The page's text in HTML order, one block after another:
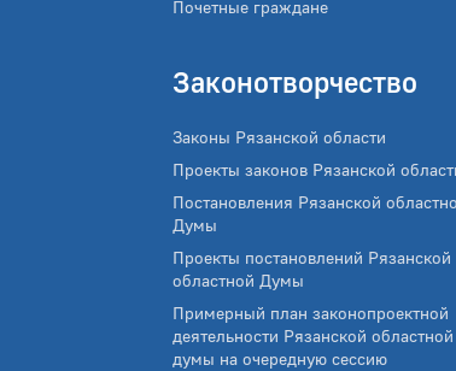
Почетные граждане
Законотворчество
Законы Рязанской области
Проекты законов Рязанской
Постановления Рязанской
Думы
Проекты постановлений Рязанской
областной Думы
Примерный план законопроектной
деятельности Рязанской областной
думы на очередную сессию